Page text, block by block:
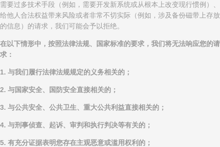
需要过多技术手段（例如，需要开发新系统或从根本上改变现行惯例）、
给他人合法权益带来风险或者非常不切实际（例如，涉及备份磁带上存放
的信息）的请求，我们可能会予以拒绝。
在以下情形中，按照法律法规、国家标准的要求，我们将无法响应您的请
求：
1. 与我们履行法律法规规定的义务相关的；
2. 与国家安全、国防安全直接相关的；
3. 与公共安全、公共卫生、重大公共利益直接相关的；
4. 与刑事侦查、起诉、审判和执行判决等有关的；
5. 有充分证据表明您存在主观恶意或滥用权利的；